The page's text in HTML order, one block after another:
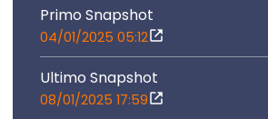
Primo Snapshot
04/01/2025 05:12
Ultimo Snapshot
08/01/2025 17:59